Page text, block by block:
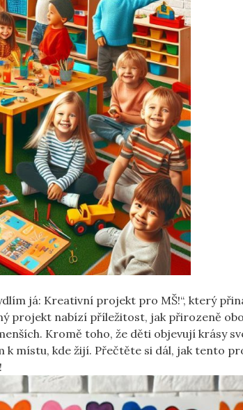
já:⁢ Kreativní⁢ projekt​ pro MŠ!“, který
projekt ‍nabízí‌ příležitost, jak přirozeně
Kromě toho, že⁢ děti objevují krásy
k místu, kde žijí.​ Přečtěte si ‌dál, jak tento